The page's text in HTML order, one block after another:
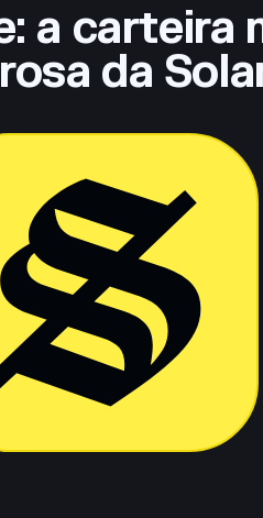
a carteira
da